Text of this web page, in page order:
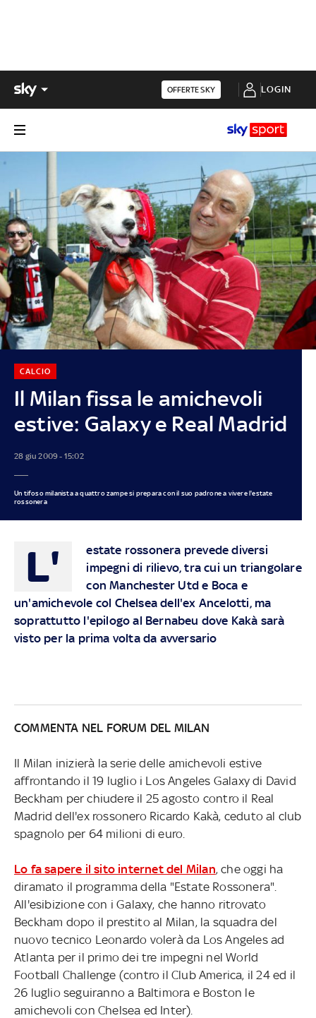
OFFERTE SKY LOGIN
Il Milan fissa le amichevoli
estive: Galaxy e Real Madrid
CALCIO
28 giu 2009 - 15:02
Un tifoso milanista a quattro zampe si prepara con il suo padrone a vivere l'estate
rossonera
L'
estate rossonera prevede diversi
impegni di rilievo, tra cui un triangolare
con Manchester Utd e Boca e
un'amichevole col Chelsea dell'ex Ancelotti, ma
soprattutto l'epilogo al Bernabeu dove Kakà sarà
visto per la prima volta da avversario
COMMENTA NEL FORUM DEL MILAN
Il Milan inizierà la serie delle amichevoli estive
affrontando il 19 luglio i Los Angeles Galaxy di David
Beckham per chiudere il 25 agosto contro il Real
Madrid dell'ex rossonero Ricardo Kakà, ceduto al club
spagnolo per 64 milioni di euro.
Lo fa sapere il sito internet del Milan, che oggi ha
diramato il programma della "Estate Rossonera".
All'esibizione con i Galaxy, che hanno ritrovato
Beckham dopo il prestito al Milan, la squadra del
nuovo tecnico Leonardo volerà da Los Angeles ad
Atlanta per il primo dei tre impegni nel World
Football Challenge (contro il Club America, il 24 ed il
26 luglio seguiranno a Baltimora e Boston le
amichevoli con Chelsea ed Inter).